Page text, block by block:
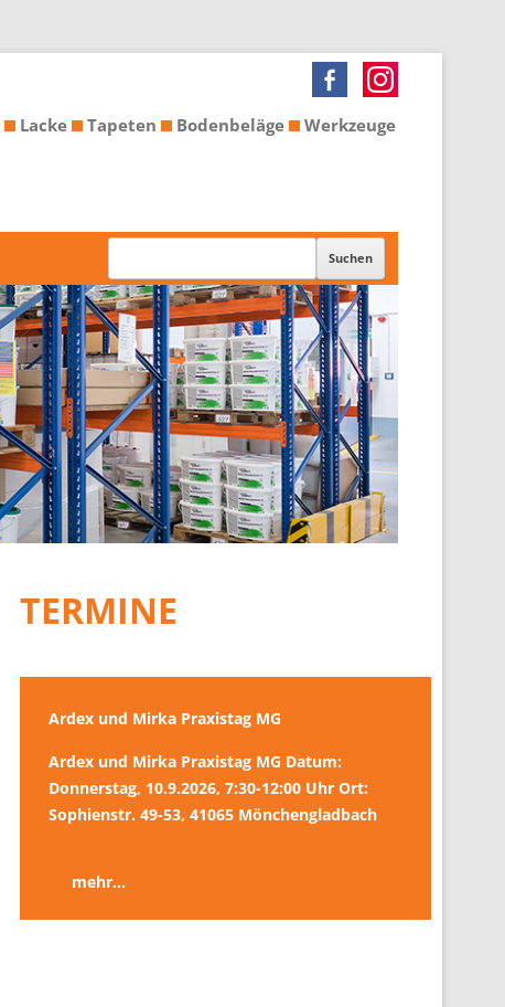
Lacke Tapeten Bodenbeläge Werkzeuge
TERMINE
Ardex und Mirka Praxistag MG
Ardex und Mirka Praxistag MG Datum:
Donnerstag, 10.9.2026, 7:30-12:00 Uhr Ort:
Sophienstr. 49-53, 41065 Mönchengladbach
mehr...